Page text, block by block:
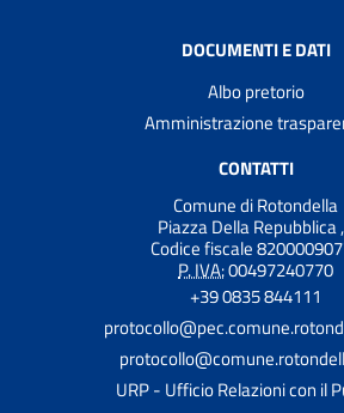
DOCUMENTI E DATI
Albo pretorio
Amministrazione
CONTATTI
Comune di Rotondella
Piazza Della Repubblica
Codice fiscale
P. IVA:00497240770
+39 0835 844111
URP - Ufficio Relazioni con il